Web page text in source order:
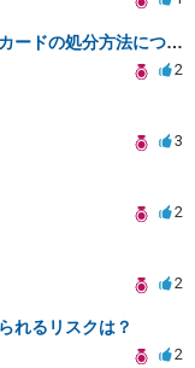
離婚後の元配偶者名義の銀行通帳とカードの処分方法について
2
3
2
2
れるリスクは？
2